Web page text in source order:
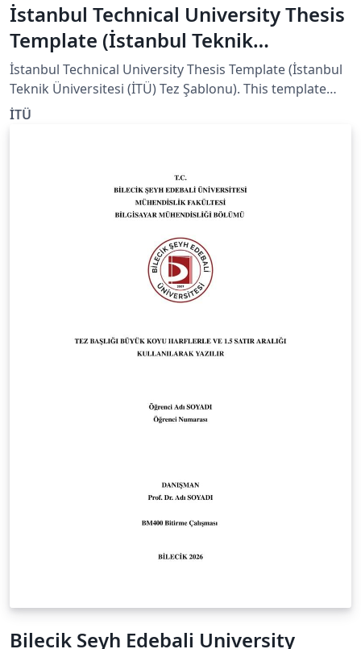
İstanbul Technical University Thesis
Template (İstanbul Teknik
Üniversitesi (İTÜ) Tez Şablonu)
İstanbul Technical University Thesis Template (İstanbul
Teknik Üniversitesi (İTÜ) Tez Şablonu). This template
exists on ITU official website
İTÜ
Bilecik Seyh Edebali University